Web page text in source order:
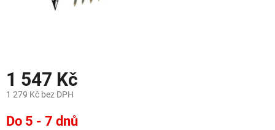
1 547 Kč
1 279 Kč bez DPH
cena:
Do 5 - 7 dnů